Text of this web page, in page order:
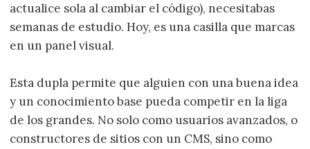
actualice sola al cambiar el código), necesitabas
semanas de estudio. Hoy, es una casilla que marcas
en un panel visual.
Esta dupla permite que alguien con una buena idea
y un conocimiento base pueda competir en la liga
de los grandes. No solo como usuarios avanzados, o
constructores de sitios con un CMS, sino como